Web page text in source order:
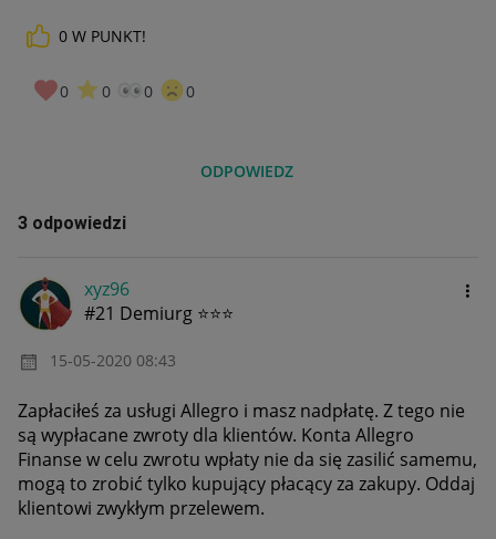
0 W PUNKT!
0 0 0 0
ODPOWIEDZ
3 odpowiedzi
xyz96
#21 Demiurg ⭐⭐⭐
‎15-05-2020 08:43
Zapłaciłeś za usługi Allegro i masz nadpłatę. Z tego nie
są wypłacane zwroty dla klientów. Konta Allegro
Finanse w celu zwrotu wpłaty nie da się zasilić samemu,
mogą to zrobić tylko kupujący płacący za zakupy. Oddaj
klientowi zwykłym przelewem.